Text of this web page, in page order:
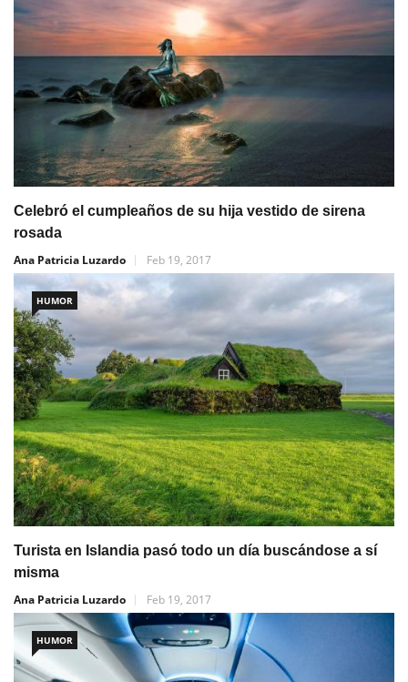
Celebró el cumpleaños de su hija vestido de sirena
rosada
Ana Patricia Luzardo
Feb 19, 2017
HUMOR
Turista en Islandia pasó todo un día buscándose a sí
misma
Ana Patricia Luzardo
Feb 19, 2017
HUMOR